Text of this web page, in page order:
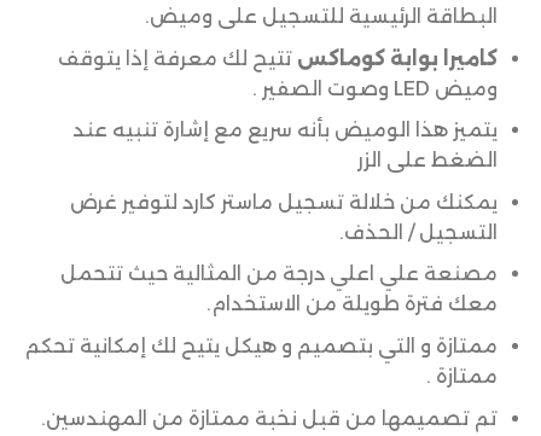
البطاقة الرئيسية للتسجيل على وميض.
كاميرا بوابة كوماكس تتيح لك معرفة إذا يتوقف
وميض LED وصوت الصفير .
يتميز هذا الوميض بأنه سريع مع إشارة تنبيه عند
الضغط على الزر
يمكنك من خلالة تسجيل ماستر كارد لتوفير غرض
التسجيل / الحذف.
مصنعة علي اعلي درجة من المثالية حيث تتحمل
معك فترة طويلة من الاستخدام.
ممتازة و التي بتصميم و هيكل يتيح لك إمكانية تحكم
ممتازة .
تم تصميمها من قبل نخبة ممتازة من المهندسين.